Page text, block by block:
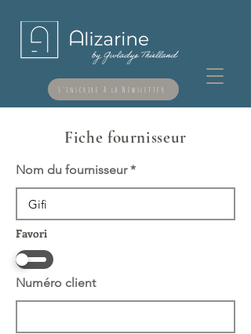
S'inscrire à la Newsletter
Fiche fournisseur
Nom du fournisseur
Favori
Numéro client